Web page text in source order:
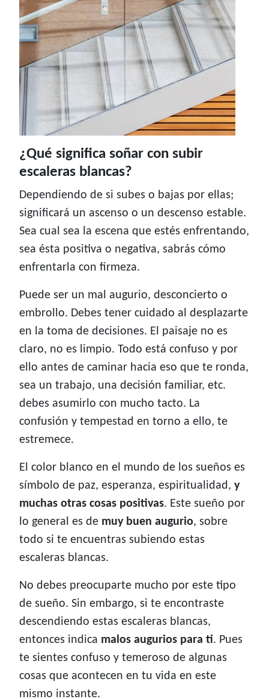
¿Qué significa soñar con subir
escaleras blancas?
Dependiendo de si subes o bajas por ellas;
significará un ascenso o un descenso estable.
Sea cual sea la escena que estés enfrentando,
sea ésta positiva o negativa, sabrás cómo
enfrentarla con firmeza.
Puede ser un mal augurio, desconcierto o
embrollo. Debes tener cuidado al desplazarte
en la toma de decisiones. El paisaje no es
claro, no es limpio. Todo está confuso y por
ello antes de caminar hacia eso que te ronda,
sea un trabajo, una decisión familiar, etc.
debes asumirlo con mucho tacto. La
confusión y tempestad en torno a ello, te
estremece.
El color blanco en el mundo de los sueños es
símbolo de paz, esperanza, espiritualidad, y
muchas otras cosas positivas. Este sueño por
lo general es de muy buen augurio, sobre
todo si te encuentras subiendo estas
escaleras blancas.
No debes preocuparte mucho por este tipo
de sueño. Sin embargo, si te encontraste
descendiendo estas escaleras blancas,
entonces indica malos augurios para ti. Pues
te sientes confuso y temeroso de algunas
cosas que acontecen en tu vida en este
mismo instante.